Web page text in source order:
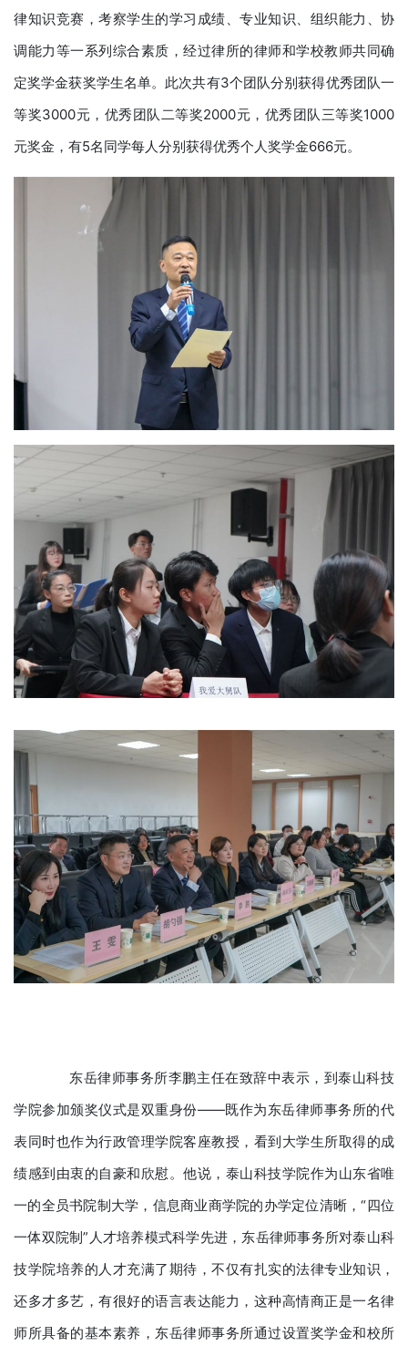
律知识竞赛，考察学生的学习成绩、专业知识、组织能力、协
调能力等一系列综合素质，经过律所的律师和学校教师共同确
定奖学金获奖学生名单。此次共有3个团队分别获得优秀团队一
等奖3000元，优秀团队二等奖2000元，优秀团队三等奖1000
元奖金，有5名同学每人分别获得优秀个人奖学金666元。
东岳律师事务所李鹏主任在致辞中表示，到泰山科技
学院参加颁奖仪式是双重身份——既作为东岳律师事务所的代
表同时也作为行政管理学院客座教授，看到大学生所取得的成
绩感到由衷的自豪和欣慰。他说，泰山科技学院作为山东省唯
一的全员书院制大学，信息商业商学院的办学定位清晰，“四位
一体双院制”人才培养模式科学先进，东岳律师事务所对泰山科
技学院培养的人才充满了期待，不仅有扎实的法律专业知识，
还多才多艺，有很好的语言表达能力，这种高情商正是一名律
师所具备的基本素养，东岳律师事务所通过设置奖学金和校所